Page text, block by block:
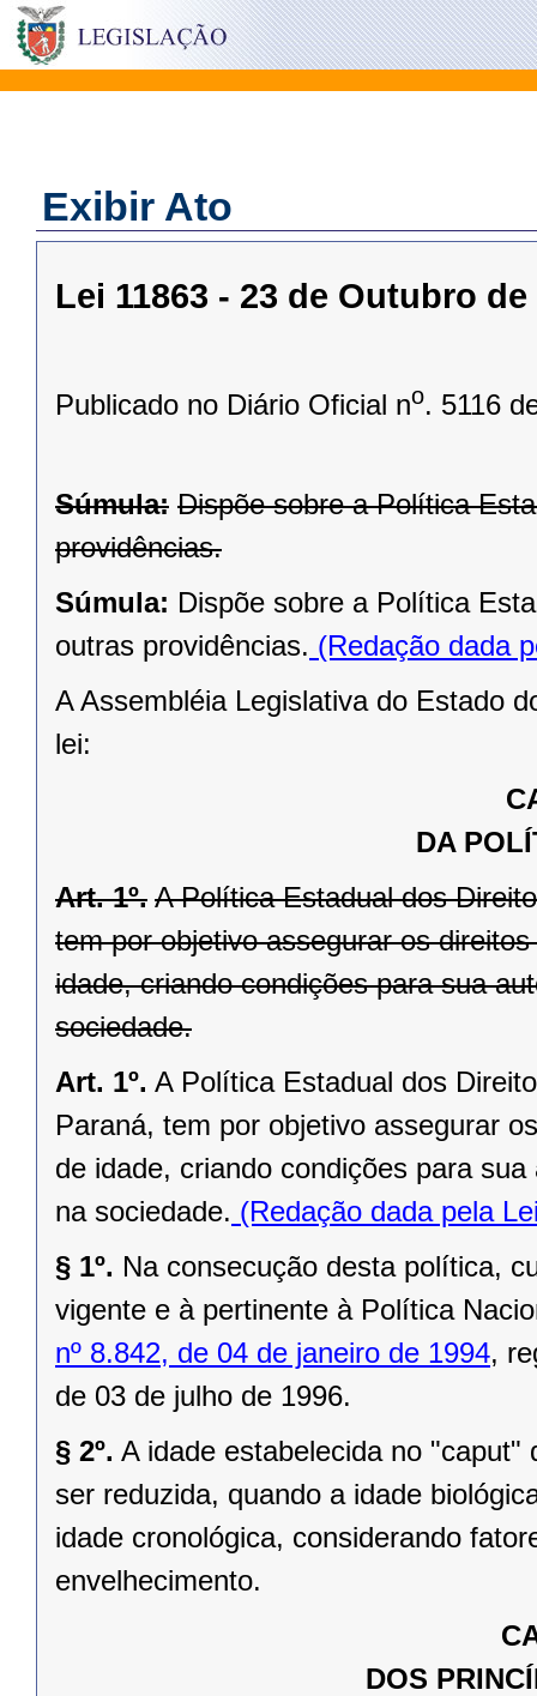
Exibir Ato
Lei 11863 - 23 de Outubro de
Publicado no Diário Oficial no. 5116
Súmula: Dispõe sobre a Política
providências.
Súmula: Dispõe sobre a Política
outras providências. (Redação dada
A Assembléia Legislativa do Estado
lei:
DA
Art. 1º. A Política Estadual dos
tem por objetivo assegurar os
idade, criando condições para sua
sociedade.
Art. 1º. A Política Estadual dos
Paraná, tem por objetivo assegurar
de idade, criando condições para
na sociedade. (Redação dada pela
§ 1º. Na consecução desta política,
vigente e à pertinente à Política
nº 8.842, de 04 de janeiro de 1994,
de 03 de julho de 1996.
§ 2º. A idade estabelecida no
ser reduzida, quando a idade
idade cronológica, considerando
envelhecimento.
DOS